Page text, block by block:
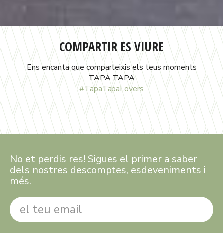
COMPARTIR ES VIURE
Ens encanta que comparteixis els teus moments
TAPA TAPA
#TapaTapaLovers
No et perdis res! Sigues el primer a saber
dels nostres descomptes, esdeveniments i
més.